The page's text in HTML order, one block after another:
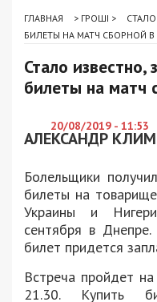
ГЛАВНАЯ > ГРОШІ >
БИЛЕТЫ НА МАТЧ СБОРНОЙ
Стало известно,
билеты на матч
20/08/2019 - 11:53
АЛЕКСАНДР
Болельщики
билеты на
Украины и
сентября в
билет придется
Встреча пройдет
21.30. Купить